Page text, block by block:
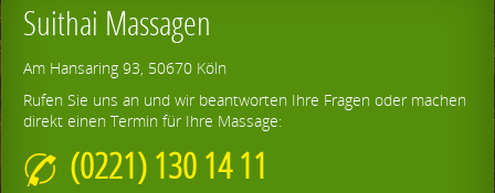
Suithai Massagen
Am Hansaring 93, 50670 Köln
Rufen Sie uns an und wir beantworten Ihre Fragen oder machen
direkt einen Termin für Ihre Massage:
(0221) 130 14 11